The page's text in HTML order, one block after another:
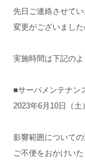
先日ご連絡させて
変更がございまし
実施時間は下記のよ
■サーバメンテナン
2023年6月10日（
影響範囲についての
ご不便をおかけい